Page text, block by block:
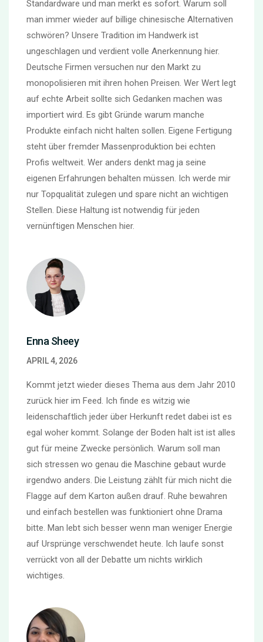
Standardware und man merkt es sofort. Warum soll
man immer wieder auf billige chinesische Alternativen
schwören? Unsere Tradition im Handwerk ist
ungeschlagen und verdient volle Anerkennung hier.
Deutsche Firmen versuchen nur den Markt zu
monopolisieren mit ihren hohen Preisen. Wer Wert legt
auf echte Arbeit sollte sich Gedanken machen was
importiert wird. Es gibt Gründe warum manche
Produkte einfach nicht halten sollen. Eigene Fertigung
steht über fremder Massenproduktion bei echten
Profis weltweit. Wer anders denkt mag ja seine
eigenen Erfahrungen behalten müssen. Ich werde mir
nur Topqualität zulegen und spare nicht an wichtigen
Stellen. Diese Haltung ist notwendig für jeden
vernünftigen Menschen hier.
Enna Sheey
APRIL 4, 2026
Kommt jetzt wieder dieses Thema aus dem Jahr 2010
zurück hier im Feed. Ich finde es witzig wie
leidenschaftlich jeder über Herkunft redet dabei ist es
egal woher kommt. Solange der Boden halt ist ist alles
gut für meine Zwecke persönlich. Warum soll man
sich stressen wo genau die Maschine gebaut wurde
irgendwo anders. Die Leistung zählt für mich nicht die
Flagge auf dem Karton außen drauf. Ruhe bewahren
und einfach bestellen was funktioniert ohne Drama
bitte. Man lebt sich besser wenn man weniger Energie
auf Ursprünge verschwendet heute. Ich laufe sonst
verrückt von all der Debatte um nichts wirklich
wichtiges.